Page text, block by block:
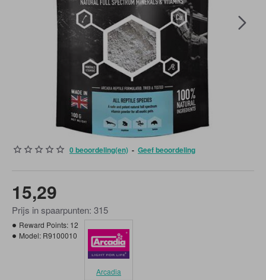
0 beoordeling(en) - Geef beoordeling
15,29
Prijs in spaarpunten: 315
Reward Points: 12
Model: R9100010
Arcadia